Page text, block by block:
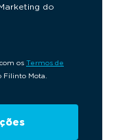
do
os Termos de
Filinto Mota.